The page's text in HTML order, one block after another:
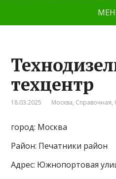
техцентр
18.03.2025 Москва, Справочная,
город: Москва
Район: Печатники район
Адрес: Южнопортовая